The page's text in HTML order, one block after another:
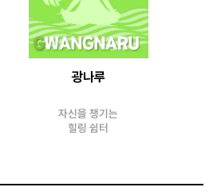
광나루
자신을 챙기는
힐링 쉼터